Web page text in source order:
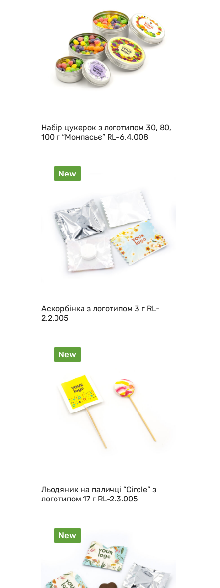
Набір цукерок з логотипом 30, 80,
100 г “Монпасьє” RL-6.4.008
New
Аскорбінка з логотипом 3 г RL-
2.2.005
New
Льодяник на паличці “Сircle” з
логотипом 17 г RL-2.3.005
New